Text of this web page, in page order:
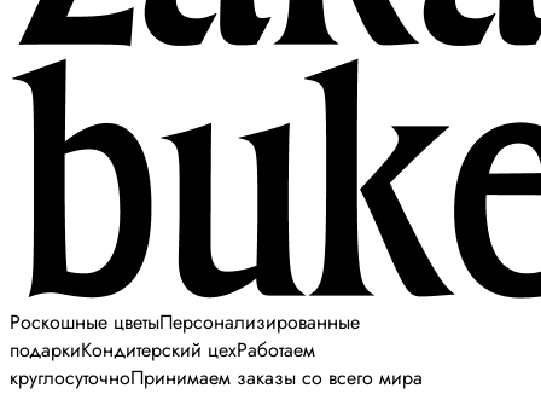
Роскошные цветыПерсонализированные
подаркиКондитерский цехРаботаем
круглосуточноПринимаем заказы со всего мира